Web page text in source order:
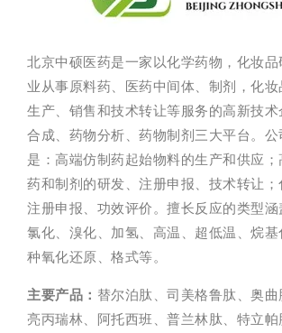
北京中硕医药是一家以化学药物，化妆
业从事原料药、医药中间体、制剂，化妆
生产、销售和技术转让等服务的高新技
合成、药物分析、药物制剂三大平台。
是：高端仿制药起始物料的生产和供应
药和制剂的研发、注册申报、技术转让
注册申报、功效评价。擅长反应的类型涵
氯化、溴化、加氢、高温、超低温、烷
种氧化还原、格式等。
主要产品： 替尔泊肽、司美格鲁肽、奥曲
亮丙瑞林、阿托西班、普兰林肽、特立帕